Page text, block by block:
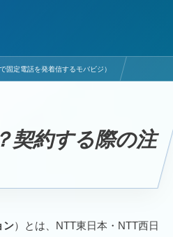
固定電話を発着信するモバビジ）
契約する際の注
ン）とは、NTT東日本・NTT西日